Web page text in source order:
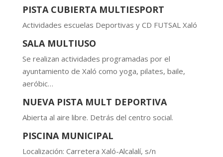
PISTA CUBIERTA MULTIESPORT
Actividades escuelas Deportivas y CD FUTSAL Xaló
SALA MULTIUSO
Se realizan actividades programadas por el
ayuntamiento de Xaló como yoga, pilates, baile,
aeróbic…
NUEVA PISTA MULT DEPORTIVA
Abierta al aire libre. Detrás del centro social.
PISCINA MUNICIPAL
Localización: Carretera Xaló-Alcalalí, s/n